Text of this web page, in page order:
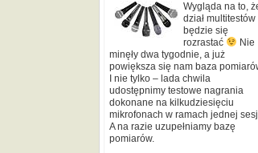
Wygląda na to,
dział multitestów
będzie się
rozrastać
Nie
minęły dwa tygodnie, a już
powiększa się nam baza
I nie tylko – lada chwila
udostępnimy testowe nagrania
dokonane na kilkudziesięciu
mikrofonach w ramach jednej
A na razie uzupełniamy bazę
pomiarów.